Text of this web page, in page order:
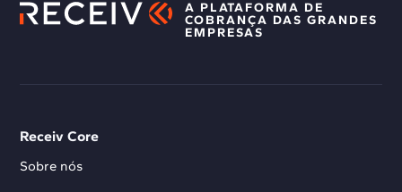
A PLATAFORMA DE
COBRANÇA DAS GRANDES
EMPRESAS
Receiv Core
Sobre nós